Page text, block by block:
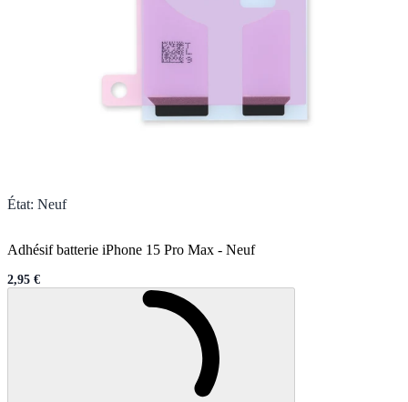
État: Neuf
Adhésif batterie iPhone 15 Pro Max - Neuf
Sale price
2,95 €